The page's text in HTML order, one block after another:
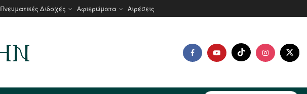
Πνευματικές Διδαχές Αφιερώματα Αιρέσεις